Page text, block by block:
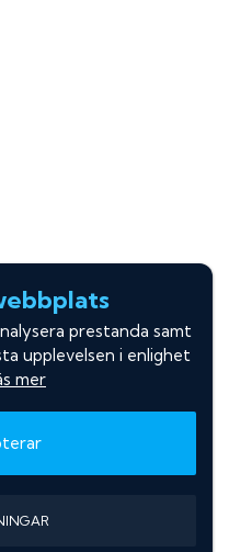
prestanda samt
upplevelsen i enlighet
mer